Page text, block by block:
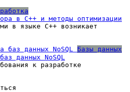
в C++ и методы оптимизации
в языке C++ возникает
Базы данных
данных NoSQL
к разработке